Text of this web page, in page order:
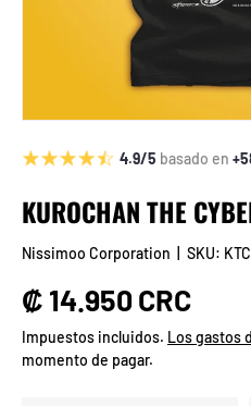
4.9/5 basado en
KUROCHAN THE
Nissimoo Corporation SKU:
Precio normal
₡ 14.950 CRC
Impuestos incluidos. Los gastos
momento de pagar.